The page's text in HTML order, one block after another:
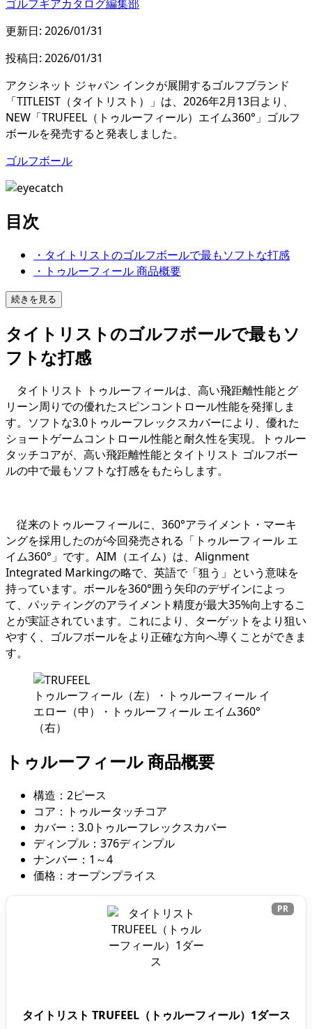
ゴルフギアカタログ編集部
更新日: 2026/01/31
投稿日: 2026/01/31
アクシネット ジャパン インクが展開するゴルフブランド
「TITLEIST（タイトリスト）」は、2026年2月13日より、
NEW「TRUFEEL（トゥルーフィール）エイム360°」ゴルフ
ボールを発売すると発表しました。
ゴルフボール
目次
・タイトリストのゴルフボールで最もソフトな打感
・トゥルーフィール 商品概要
続きを見る
タイトリストのゴルフボールで最もソ
フトな打感
タイトリスト トゥルーフィールは、高い飛距離性能とグ
リーン周りでの優れたスピンコントロール性能を発揮しま
す。ソフトな3.0トゥルーフレックスカバーにより、優れた
ショートゲームコントロール性能と耐久性を実現。トゥルー
タッチコアが、高い飛距離性能とタイトリスト ゴルフボー
ルの中で最もソフトな打感をもたらします。
従来のトゥルーフィールに、360°アライメント・マーキ
ングを採用したのが今回発売される「トゥルーフィール エ
イム360°」です。AIM（エイム）は、Alignment
Integrated Markingの略で、英語で「狙う」という意味を
持っています。ボールを360°囲う矢印のデザインによっ
て、パッティングのアライメント精度が最大35%向上するこ
とが実証されています。これにより、ターゲットをより狙い
やすく、ゴルフボールをより正確な方向へ導くことができま
す。
トゥルーフィール（左）・トゥルーフィール イ
エロー（中）・トゥルーフィール エイム360°
（右）
トゥルーフィール 商品概要
構造：2ピース
コア：トゥルータッチコア
カバー：3.0トゥルーフレックスカバー
ディンプル：376ディンプル
ナンバー：1～4
価格：オープンプライス
PR
タイトリスト TRUFEEL（トゥルーフィール）1ダース